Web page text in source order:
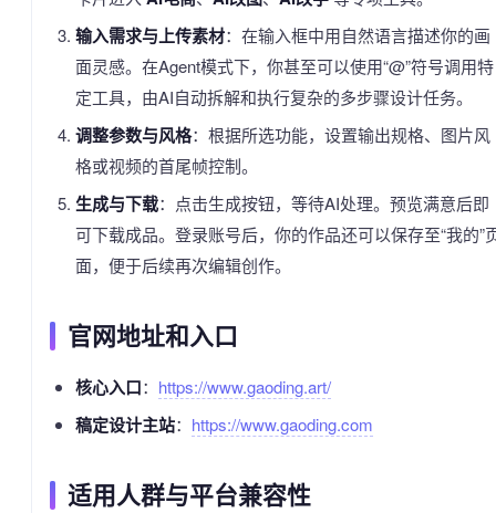
输入需求与上传素材：在输入框中用自然语言描述你的画
面灵感。在Agent模式下，你甚至可以使用“@”符号调用特
定工具，由AI自动拆解和执行复杂的多步骤设计任务。
调整参数与风格：根据所选功能，设置输出规格、图片风
格或视频的首尾帧控制。
生成与下载：点击生成按钮，等待AI处理。预览满意后即
可下载成品。登录账号后，你的作品还可以保存至“我的”
面，便于后续再次编辑创作。
官网地址和入口
核心入口： https://www.gaoding.art/
稿定设计主站： https://www.gaoding.com
适用人群与平台兼容性